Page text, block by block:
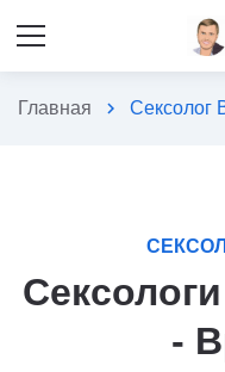
Главная chevron_right Сексолог
-